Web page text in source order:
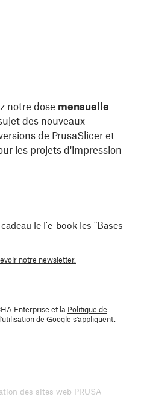
notre dose mensuelle
des nouveaux
de PrusaSlicer et
les projets d'impression
le l'e-book les "Bases
notre newsletter.
Enterprise et la Politique de
de Google s'appliquent.
des sites web PRUSA